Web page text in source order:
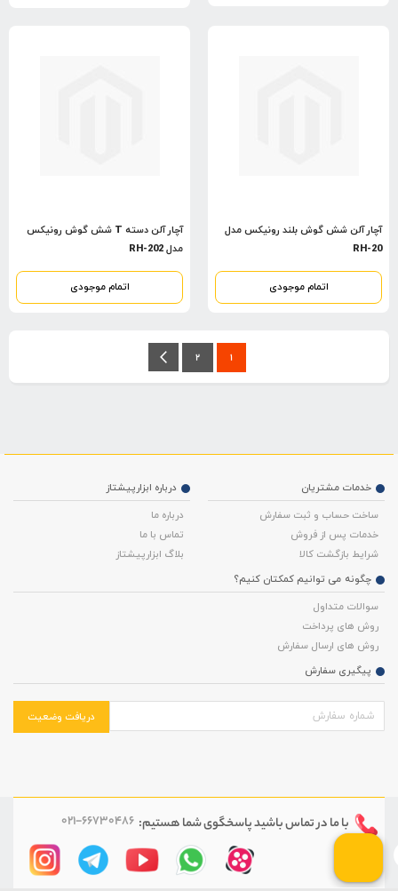
آچار آلن شش گوش بلند رونیکس مدل
RH-20
اتمام موجودی
آچار آلن دسته T شش گوش رونیکس
مدل RH-202
اتمام موجودی
شما
در
1 صفحه
2
درباره ابزارپیشتاز
درباره ما
تماس با ما
بلاگ ابزارپیشتاز
خدمات مشتریان
ساخت حساب و ثبت سفارش
خدمات پس از فروش
شرایط بازگشت کالا
چگونه می توانیم کمکتان کنیم؟
سوالات متداول
روش های پرداخت
روش های ارسال سفارش
پیگیری سفارش
دریافت وضعیت
با ما در تماس باشیدپاسخگوی شما هستیم: 021-66730486